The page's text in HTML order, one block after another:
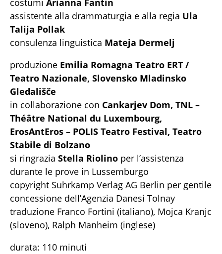
costumi Arianna Fantin
assistente alla drammaturgia e alla regia Ula
Talija Pollak
consulenza linguistica Mateja Dermelj
produzione Emilia Romagna Teatro ERT /
Teatro Nazionale, Slovensko Mladinsko
Gledališče
in collaborazione con Cankarjev Dom, TNL –
Théâtre National du Luxembourg,
ErosAntEros – POLIS Teatro Festival, Teatro
Stabile di Bolzano
si ringrazia Stella Riolino per l’assistenza
durante le prove in Lussemburgo
copyright Suhrkamp Verlag AG Berlin per gentile
concessione dell’Agenzia Danesi Tolnay
traduzione Franco Fortini (italiano), Mojca Kranjc
(sloveno), Ralph Manheim (inglese)
durata: 110 minuti